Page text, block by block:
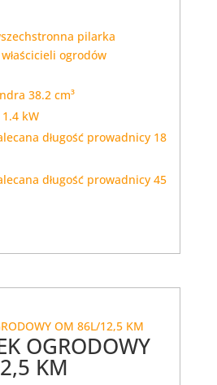
pilarka
ogrodów
38.2 cm³
kW
długość prowadnicy 18
długość prowadnicy 45
OGRODOWY
KM